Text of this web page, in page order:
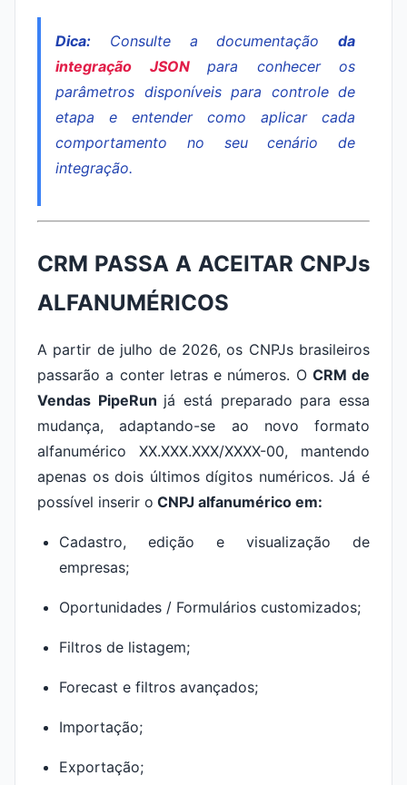
Dica: Consulte a documentação da
integração JSON
para conhecer os
parâmetros disponíveis para controle de
etapa e entender como aplicar cada
comportamento no seu cenário de
integração.
CRM PASSA A ACEITAR CNPJs
ALFANUMÉRICOS
A partir de julho de 2026, os CNPJs brasileiros
passarão a conter letras e números. O CRM de
Vendas PipeRun já está preparado para essa
mudança, adaptando-se ao novo formato
alfanumérico XX.XXX.XXX/XXXX-00, mantendo
apenas os dois últimos dígitos numéricos. Já é
possível inserir o CNPJ alfanumérico em:
Cadastro, edição e visualização de
empresas;
Oportunidades / Formulários customizados;
Filtros de listagem;
Forecast e filtros avançados;
Importação;
Exportação;